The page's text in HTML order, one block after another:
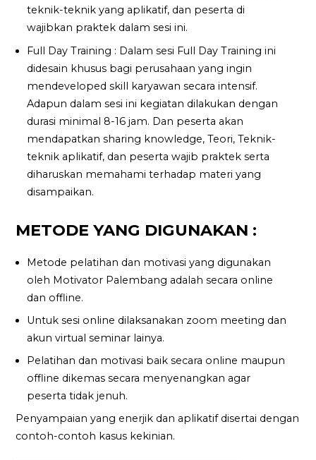
teknik-teknik yang aplikatif, dan peserta di
wajibkan praktek dalam sesi ini.
Full Day Training : Dalam sesi Full Day Training ini
didesain khusus bagi perusahaan yang ingin
mendeveloped skill karyawan secara intensif.
Adapun dalam sesi ini kegiatan dilakukan dengan
durasi minimal 8-16 jam. Dan peserta akan
mendapatkan sharing knowledge, Teori, Teknik-
teknik aplikatif, dan peserta wajib praktek serta
diharuskan memahami terhadap materi yang
disampaikan.
METODE YANG DIGUNAKAN :
Metode pelatihan dan motivasi yang digunakan
oleh Motivator Palembang adalah secara online
dan offline.
Untuk sesi online dilaksanakan zoom meeting dan
akun virtual seminar lainya.
Pelatihan dan motivasi baik secara online maupun
offline dikemas secara menyenangkan agar
peserta tidak jenuh.
Penyampaian yang enerjik dan aplikatif disertai dengan
contoh-contoh kasus kekinian.